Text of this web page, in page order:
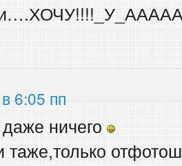
6:05 пп
ничего
таже,только